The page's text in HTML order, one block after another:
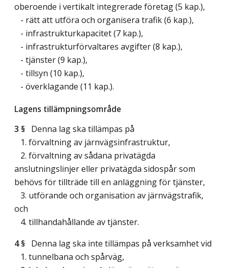
oberoende i vertikalt integrerade företag (5 kap.),
- rätt att utföra och organisera trafik (6 kap.),
- infrastrukturkapacitet (7 kap.),
- infrastrukturförvaltares avgifter (8 kap.),
- tjänster (9 kap.),
- tillsyn (10 kap.),
- överklagande (11 kap.).
Lagens tillämpningsområde
3 § Denna lag ska tillämpas på
1. förvaltning av järnvägsinfrastruktur,
2. förvaltning av sådana privatägda
anslutningslinjer eller privatägda sidospår som
behövs för tillträde till en anläggning för tjänster,
3. utförande och organisation av järnvägstrafik,
och
4. tillhandahållande av tjänster.
4 § Denna lag ska inte tillämpas på verksamhet vid
1. tunnelbana och spårväg,